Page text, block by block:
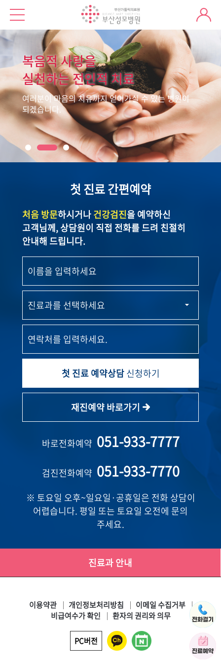
복음적 사랑을
실천하는 전인적 치료
여러분이 마음의 치유까지 얻어가실 수 있는 병원이
되겠습니다.
첫 진료 간편예약
처음 방문하시거나건강검진을 예약하신
고객님께, 상담원이 직접 전화를 드려 친절히
안내해 드립니다.
첫 진료 예약상담신청하기
재진예약 바로가기
바로전화예약 051-933-7777
검진전화예약 051-933-7770
※ 토요일 오후~일요일·공휴일은 전화 상담이
어렵습니다. 평일 또는 토요일 오전에 문의
주세요.
진료과 안내
이용약관 개인정보처리방침
이메일 수집거부
비급여수가 확인
환자의 권리와 의무
PC버전